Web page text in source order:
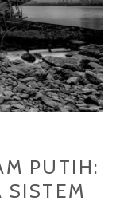
PUTIH:
SISTEM